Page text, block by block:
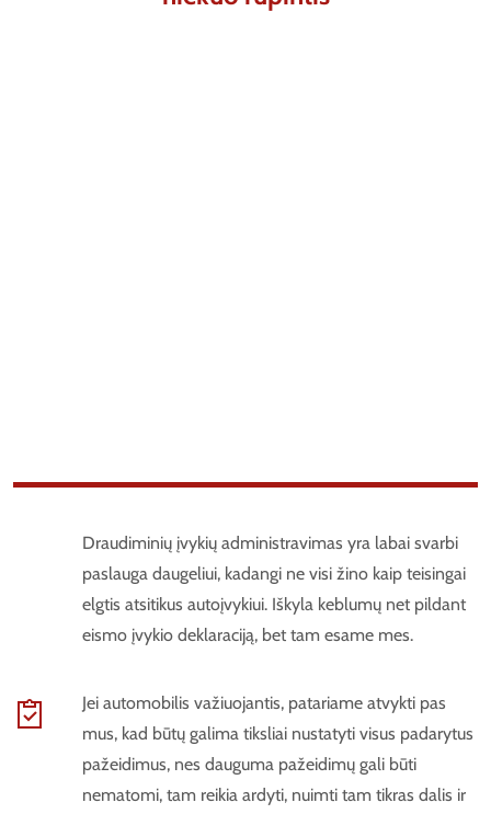
Draudiminių įvykių administravimas yra labai svarbi
paslauga daugeliui, kadangi ne visi žino kaip teisingai
elgtis atsitikus autoįvykiui. Iškyla keblumų net pildant
eismo įvykio deklaraciją, bet tam esame mes.
Jei automobilis važiuojantis, patariame atvykti pas
mus, kad būtų galima tiksliai nustatyti visus padarytus
pažeidimus, nes dauguma pažeidimų gali būti
nematomi, tam reikia ardyti, nuimti tam tikras dalis ir